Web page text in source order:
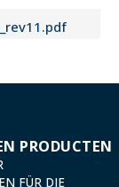
PRODUCTEN
FÜR DIE